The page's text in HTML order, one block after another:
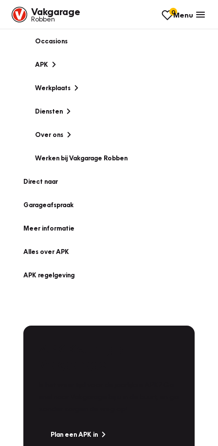
Vakgarage
Robben
0Menu
Occasions
APK
Werkplaats
Diensten
Over ons
Werken bij Vakgarage Robben
Direct naar
Garageafspraak
Meer informatie
Alles over APK
APK regelgeving
Plan een APK in